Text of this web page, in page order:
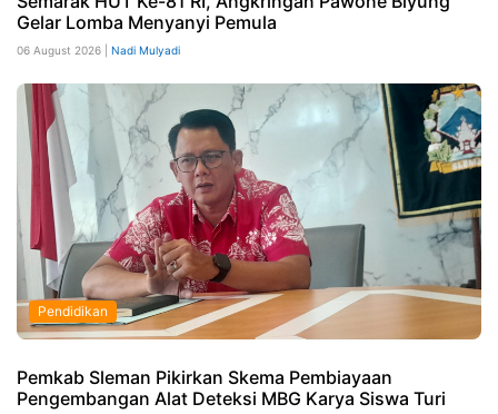
Gelar Lomba Menyanyi Pemula
06 August 2026 | Nadi Mulyadi
Pendidikan
Pemkab Sleman Pikirkan Skema Pembiayaan
Pengembangan Alat Deteksi MBG Karya Siswa Turi